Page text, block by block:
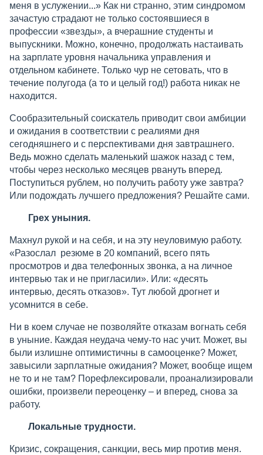
меня в услужении...» Как ни странно, этим синдромом
зачастую страдают не только состоявшиеся в
профессии «звезды», а вчерашние студенты и
выпускники. Можно, конечно, продолжать настаивать
на зарплате уровня начальника управления и
отдельном кабинете. Только чур не сетовать, что в
течение полугода (а то и целый год!) работа никак не
находится.
Сообразительный соискатель приводит свои амбиции
и ожидания в соответствии с реалиями дня
сегодняшнего и с перспективами дня завтрашнего.
Ведь можно сделать маленький шажок назад с тем,
чтобы через несколько месяцев рвануть вперед.
Поступиться рублем, но получить работу уже завтра?
Или подождать лучшего предложения? Решайте сами.
Грех уныния.
Махнул рукой и на себя, и на эту неуловимую работу.
«Разослал резюме в 20 компаний, всего пять
просмотров и два телефонных звонка, а на личное
интервью так и не пригласили». Или: «десять
интервью, десять отказов». Тут любой дрогнет и
усомнится в себе.
Ни в коем случае не позволяйте отказам вогнать себя
в уныние. Каждая неудача чему-то нас учит. Может, вы
были излишне оптимистичны в самооценке? Может,
завысили зарплатные ожидания? Может, вообще ищем
не то и не там? Порефлексировали, проанализировали
ошибки, произвели переоценку – и вперед, снова за
работу.
Локальные трудности.
Кризис, сокращения, санкции, весь мир против меня.